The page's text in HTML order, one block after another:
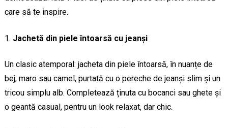
care să te inspire.
Jachetă din piele întoarsă cu jeanși
Un clasic atemporal: jacheta din piele întoarsă, în nuanțe de
bej, maro sau camel, purtată cu o pereche de jeanși slim și un
tricou simplu alb. Completează ținuta cu bocanci sau ghete și
o geantă casual, pentru un look relaxat, dar chic.